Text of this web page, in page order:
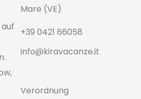
Mare (VE)
+39 0421 66058
info@kiravacanze.it
Verordnung